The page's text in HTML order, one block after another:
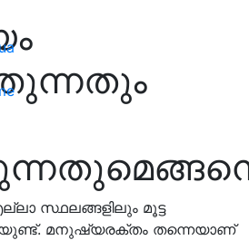
സ്ഥലങ്ങളിലും മൂട്ട
മനുഷ്യരക്തം തന്നെയാണ്